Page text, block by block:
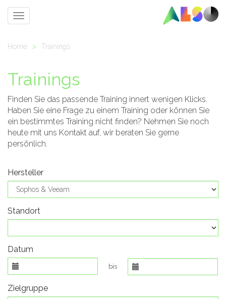
Toggle
Home > Trainings
Trainings
Finden Sie das passende Training innert wenigen Klicks.
Haben Sie eine Frage zu einem Training oder können Sie
ein bestimmtes Training nicht finden? Nehmen Sie noch
heute mit uns Kontakt auf, wir beraten Sie gerne
persönlich.
Hersteller
Standort
Datum
bis
Zielgruppe